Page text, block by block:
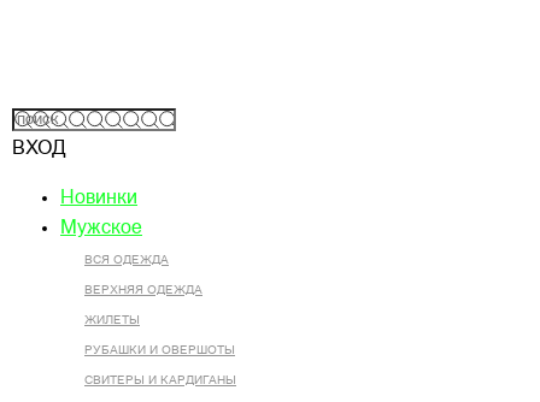
ВХОД
Новинки
Мужское
ВСЯ ОДЕЖДА
ВЕРХНЯЯ ОДЕЖДА
ЖИЛЕТЫ
РУБАШКИ И ОВЕРШОТЫ
СВИТЕРЫ И КАРДИГАНЫ